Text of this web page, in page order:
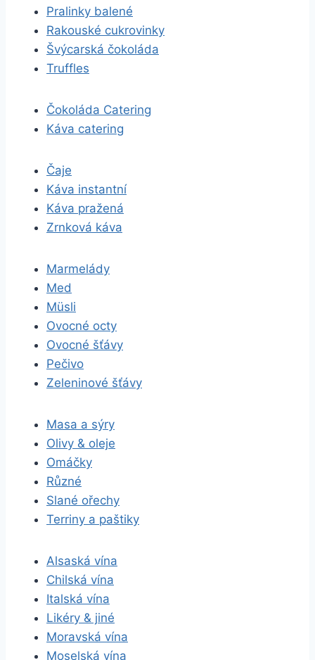
Pralinky balené
Rakouské cukrovinky
Švýcarská čokoláda
Truffles
Čokoláda Catering
Káva catering
Čaje
Káva instantní
Káva pražená
Zrnková káva
Marmelády
Med
Müsli
Ovocné octy
Ovocné šťávy
Pečivo
Zeleninové šťávy
Masa a sýry
Olivy & oleje
Omáčky
Různé
Slané ořechy
Terriny a paštiky
Alsaská vína
Chilská vína
Italská vína
Likéry & jiné
Moravská vína
Moselská vína